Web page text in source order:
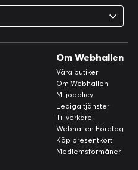
Om Webhallen
Våra butiker
Om Webhallen
Miljöpolicy
Lediga tjänster
Tillverkare
Webhallen Företag
Köp presentkort
Medlemsförmåner